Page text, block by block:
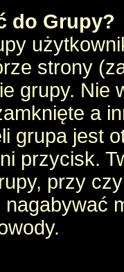
do Grupy?
strony
grupy. Nie
a
grupa jest
przycisk.
przy